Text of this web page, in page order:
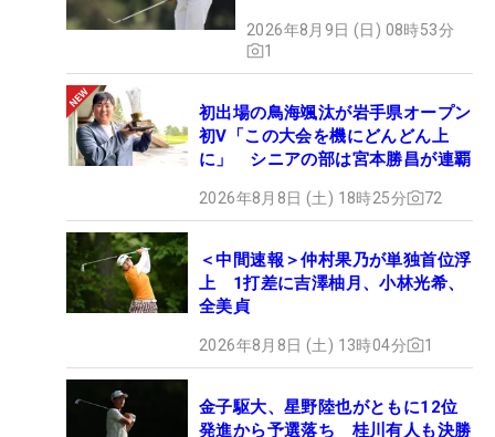
2026年8月9日 (日) 08時53分
1
初出場の鳥海颯汰が岩手県オープン
初V「この大会を機にどんどん上
に」 シニアの部は宮本勝昌が連覇
2026年8月8日 (土) 18時25分 72
＜中間速報＞仲村果乃が単独首位浮
上 1打差に吉澤柚月、小林光希、
全美貞
2026年8月8日 (土) 13時04分 1
金子駆大、星野陸也がともに12位
発進から予選落ち 桂川有人も決勝